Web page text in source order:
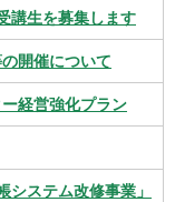
講生を募集します
開催について
経営強化プラン
システム改修事業」